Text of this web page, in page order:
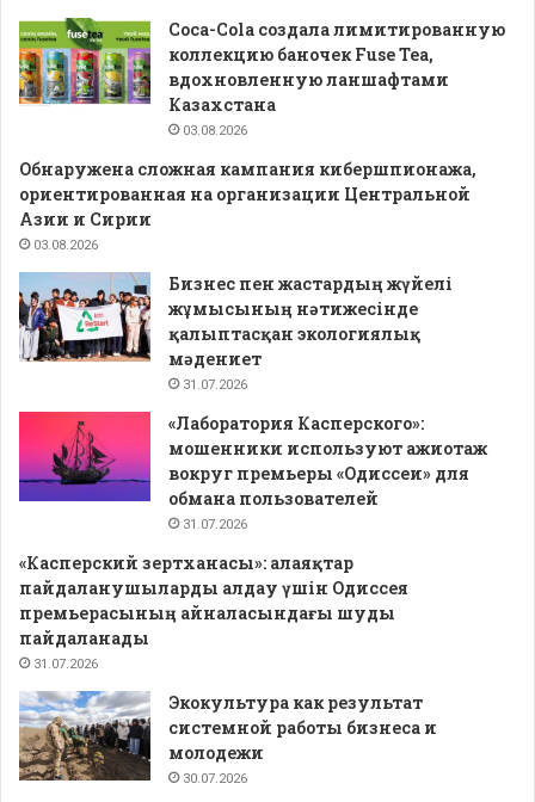
Coca-Cola создала лимитированную
коллекцию баночек Fuse Tea,
вдохновленную ланшафтами
Казахстана
03.08.2026
Обнаружена сложная кампания кибершпионажа,
ориентированная на организации Центральной
Азии и Сирии
03.08.2026
Бизнес пен жастардың жүйелі
жұмысының нәтижесінде
қалыптасқан экологиялық
мәдениет
31.07.2026
«Лаборатория Касперского»:
мошенники используют ажиотаж
вокруг премьеры «Одиссеи» для
обмана пользователей
31.07.2026
«Касперский зертханасы»: алаяқтар
пайдаланушыларды алдау үшін Одиссея
премьерасының айналасындағы шуды
пайдаланады
31.07.2026
Экокультура как результат
системной работы бизнеса и
молодежи
30.07.2026